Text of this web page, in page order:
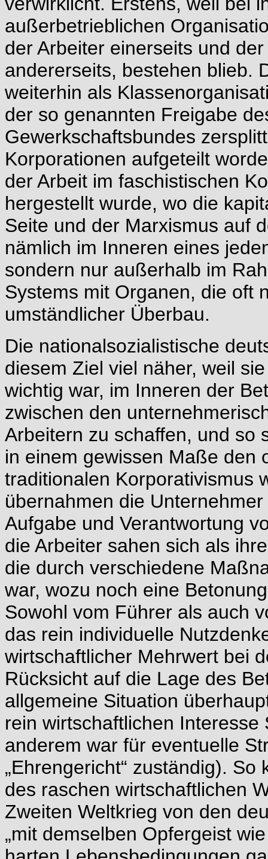
außerbetrieblichen
der Arbeiter einerseits und
andererseits, bestehen blieb.
weiterhin als
der so genannten Freigabe
Gewerkschaftsbundes
Korporationen aufgeteilt
der Arbeit im faschistischen
hergestellt wurde, wo die
Seite und der Marxismus auf
nämlich im Inneren eines
sondern nur außerhalb im
Systems mit Organen, die oft
umständlicher Überbau.
Die nationalsozialistische
diesem Ziel viel näher, weil
wichtig war, im Inneren der
zwischen den
Arbeitern zu schaffen, und so
in einem gewissen Maße den
traditionalen Korporativismus
übernahmen die
Aufgabe und Verantwortung
die Arbeiter sahen sich als
die durch verschiedene
war, wozu noch eine
Sowohl vom Führer als auch
das rein individuelle
wirtschaftlicher Mehrwert bei
Rücksicht auf die Lage des
allgemeine Situation
rein wirtschaftlichen
anderem war für eventuelle
„Ehrengericht“ zuständig).
des raschen wirtschaftlichen
Zweiten Weltkrieg von den
„mit demselben Opfergeist